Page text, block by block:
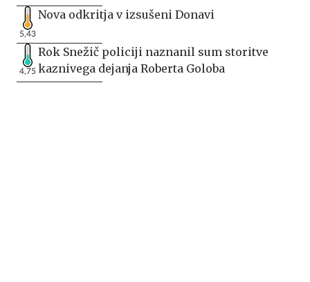
5,43
Nova odkritja v izsušeni Donavi
4,75
Rok Snežič policiji naznanil sum storitve
kaznivega dejanja Roberta Goloba